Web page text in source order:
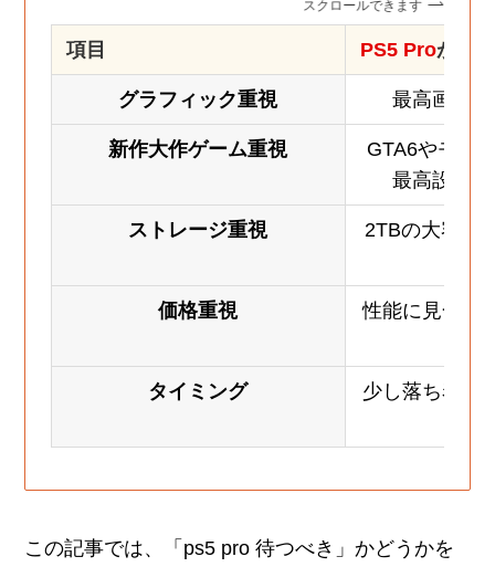
スクロールできます
項目 PS5 Proがお
グラフィック重視 最高画質
新作大作ゲーム重視
GTA6やモン
最高設定
ストレージ重視
2TBの大容量
価格重視
性能に見合っ
タイミング
少し落ち着い
この記事では、「ps5 pro 待つべき」かどうかを